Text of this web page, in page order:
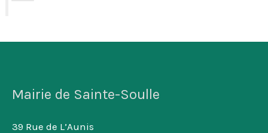
Mairie de Sainte-Soulle
39 Rue de L’Aunis